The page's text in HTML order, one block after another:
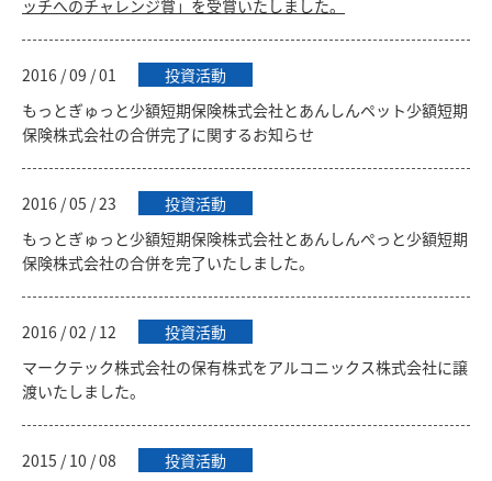
ッチへのチャレンジ賞」を受賞いたしました。
2016 / 09 / 01
投資活動
もっとぎゅっと少額短期保険株式会社とあんしんペット少額短期
保険株式会社の合併完了に関するお知らせ
2016 / 05 / 23
投資活動
もっとぎゅっと少額短期保険株式会社とあんしんぺっと少額短期
保険株式会社の合併を完了いたしました。
2016 / 02 / 12
投資活動
マークテック株式会社の保有株式をアルコニックス株式会社に譲
渡いたしました。
2015 / 10 / 08
投資活動